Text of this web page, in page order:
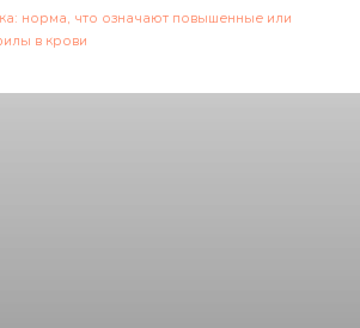
норма, что означают повышенные или
в крови